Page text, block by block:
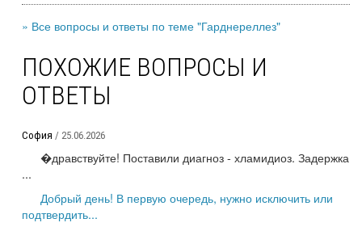
» Все вопросы и ответы по теме "Гарднереллез"
ПОХОЖИЕ ВОПРОСЫ И
ОТВЕТЫ
София / 25.06.2026
�дравствуйте! Поставили диагноз - хламидиоз. Задержка
...
Добрый день! В первую очередь, нужно исключить или
подтвердить...